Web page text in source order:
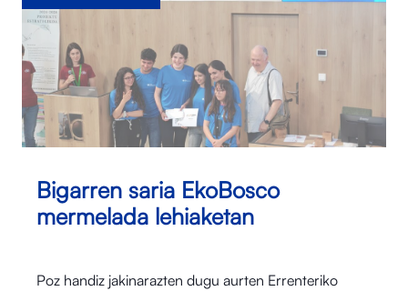
Bigarren saria EkoBosco
mermelada lehiaketan
Poz handiz jakinarazten dugu aurten Errenteriko